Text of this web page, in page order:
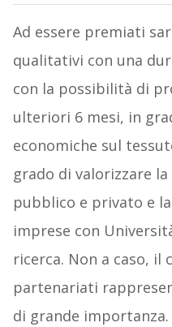
Ad essere premiati
qualitativi con una
con la possibilità di
ulteriori 6 mesi, in
economiche sul
grado di valorizzare
pubblico e privato e
imprese con
ricerca. Non a caso, il
partenariati
di grande importanza.